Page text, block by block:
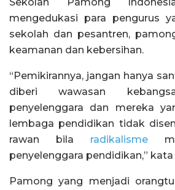
mengedukasi para pengurus
sekolah dan pesantren,
keamanan dan kebersihan.
“Pemikirannya, jangan hanya
diberi wawasan
penyelenggara dan mereka
lembaga pendidikan tidak
rawan bila radikalisme
penyelenggara pendidikan,”
Pamong yang menjadi